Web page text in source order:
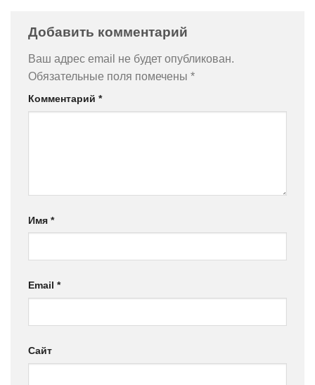
Добавить комментарий
Ваш адрес email не будет опубликован.
Обязательные поля помечены *
Комментарий *
Имя *
Email *
Сайт